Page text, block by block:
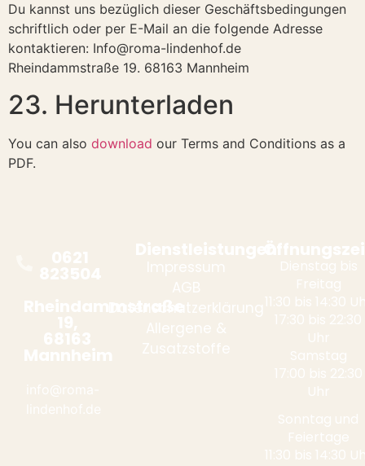
Du kannst uns bezüglich dieser Geschäftsbedingungen
schriftlich oder per E-Mail an die folgende Adresse
kontaktieren: Info@roma-lindenhof.de
Rheindammstraße 19. 68163 Mannheim
23. Herunterladen
You can also download our Terms and Conditions as a
PDF.